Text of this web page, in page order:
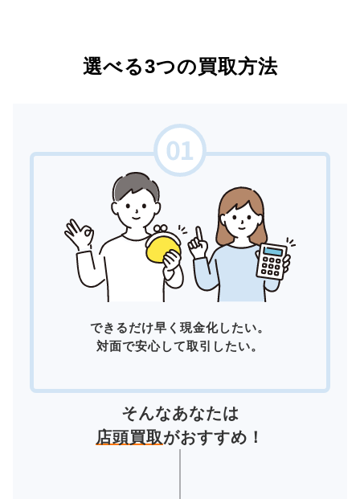
選べる3つの買取方法
できるだけ早く現金化したい。
対面で安心して取引したい。
そんなあなたは
店頭買取がおすすめ！